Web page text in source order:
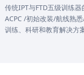
传统IPT与FTD五级训练
ACPC /初始改装/航线熟
训练、科研和教育解决方